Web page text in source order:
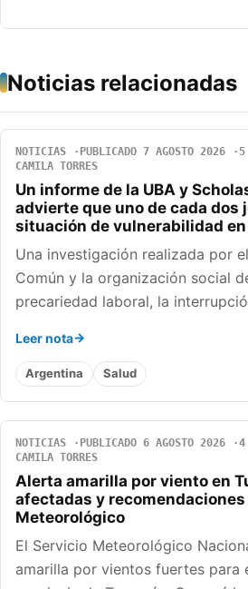
Noticias relacionadas
NOTICIAS PUBLICADO 7 AGOSTO 2026
5
CAMILA TORRES
Un informe de la UBA y
advierte que uno de cada dos
situación de vulnerabilidad en
Una investigación realizada por
Común y la organización social
precariedad laboral, la
Leer nota
Argentina Salud
NOTICIAS PUBLICADO 6 AGOSTO 2026
4
CAMILA TORRES
Alerta amarilla por viento en
afectadas y
Meteorológico
El Servicio Meteorológico
amarilla por vientos fuertes para